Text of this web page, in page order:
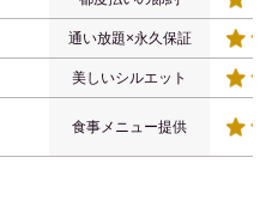
通い放題×永久保証
美しいシルエット
食事メニュー提供